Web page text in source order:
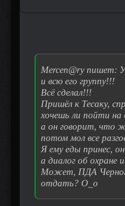
Mercen@ry пишет:
и всю его группу!!!
Всё сделал!!!
Пришёл к Тесаку,
хочешь ли пойти на
а он говорит, что
потом мол все
Я ему еды принес,
а диалог об охране
Может, ПДА
отдать? О_о